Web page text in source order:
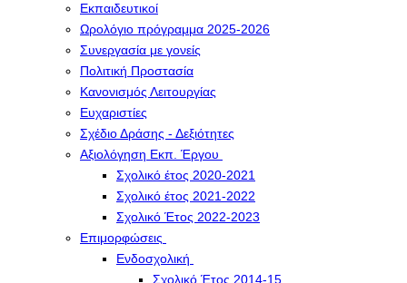
Εκπαιδευτικοί
Ωρολόγιο πρόγραμμα 2025-2026
Συνεργασία με γονείς
Πολιτική Προστασία
Κανονισμός Λειτουργίας
Ευχαριστίες
Σχέδιο Δράσης - Δεξιότητες
Αξιολόγηση Εκπ. Έργου
Σχολικό έτος 2020-2021
Σχολικό έτος 2021-2022
Σχολικό Έτος 2022-2023
Επιμορφώσεις
Ενδοσχολική
Σχολικό Έτος 2014-15